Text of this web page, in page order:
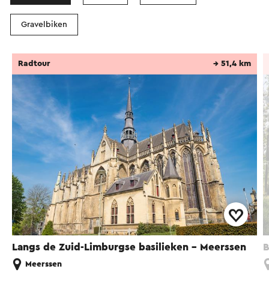
Gravelbiken
Langs de Zuid-Limburgse basilieken - Meerssen
Radtour → 51,4 km
Meerssen